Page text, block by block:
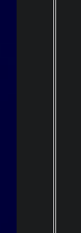
와 모든
자원을
기도 합
(너)라
는 기록
신, 기치,